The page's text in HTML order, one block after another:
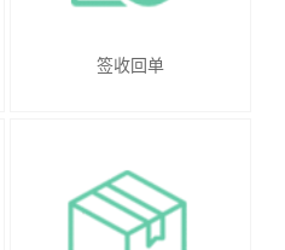
签收回单